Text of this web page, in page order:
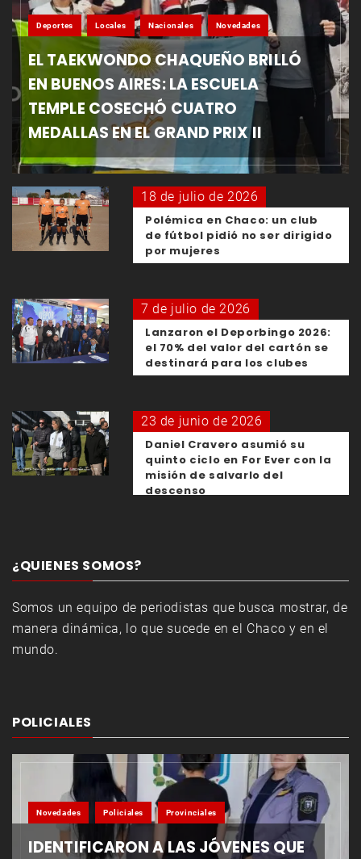
Deportes Locales Nacionales Novedades
EL TAEKWONDO CHAQUEÑO BRILLÓ
EN BUENOS AIRES: LA ESCUELA
TEMPLE COSECHÓ CUATRO
MEDALLAS EN EL GRAND PRIX II
18 de julio de 2026
Polémica en Chaco: un club
de fútbol pidió no ser dirigido
por mujeres
7 de julio de 2026
Lanzaron el Deporbingo 2026:
el 70% del valor del cartón se
destinará para los clubes
23 de junio de 2026
Daniel Cravero asumió su
quinto ciclo en For Ever con la
misión de salvarlo del
descenso
¿QUIENES SOMOS?
Somos un equipo de periodistas que busca mostrar, de
manera dinámica, lo que sucede en el Chaco y en el
mundo.
POLICIALES
Novedades Policiales Provinciales
IDENTIFICARON A LAS JÓVENES QUE